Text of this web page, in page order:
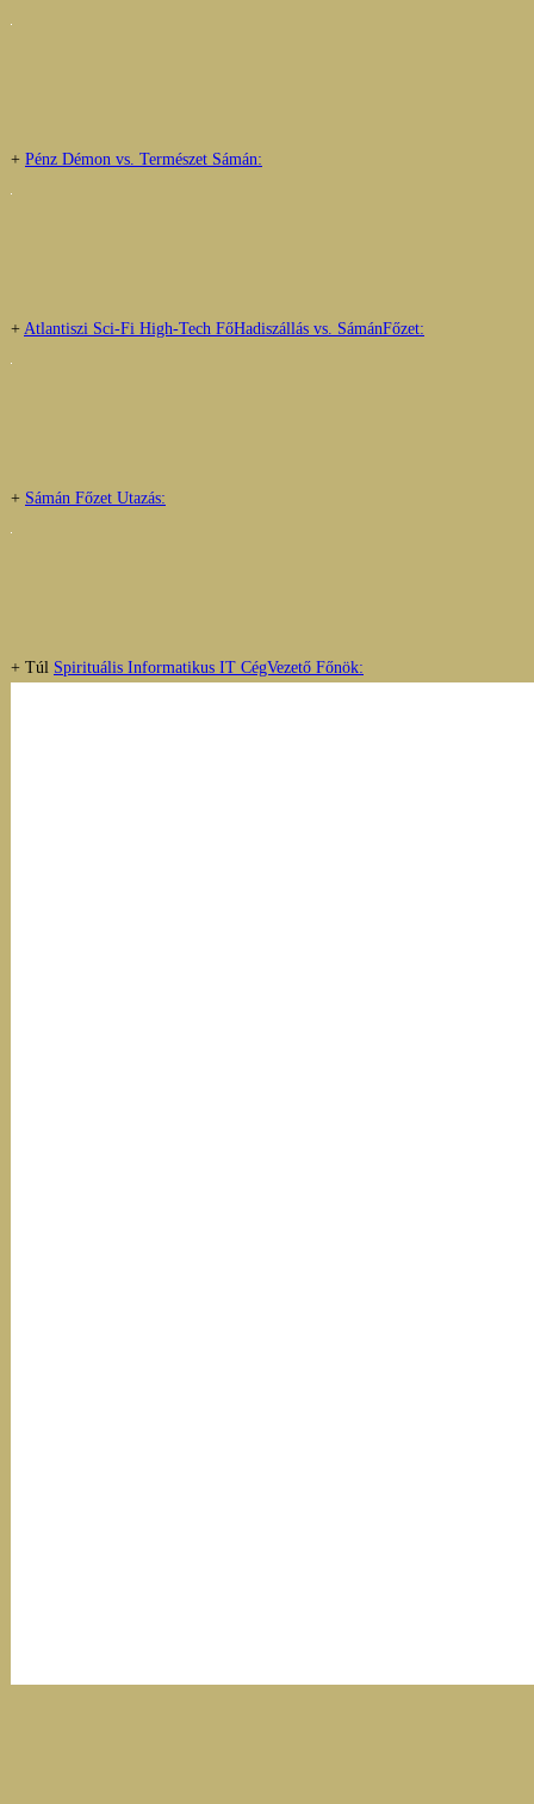
+ Pénz Démon vs. Természet Sámán:
+ Atlantiszi Sci-Fi High-Tech FőHadiszállás vs. SámánFőzet:
+ Sámán Főzet Utazás:
+ Túl Spirituális Informatikus IT CégVezető Főnök: